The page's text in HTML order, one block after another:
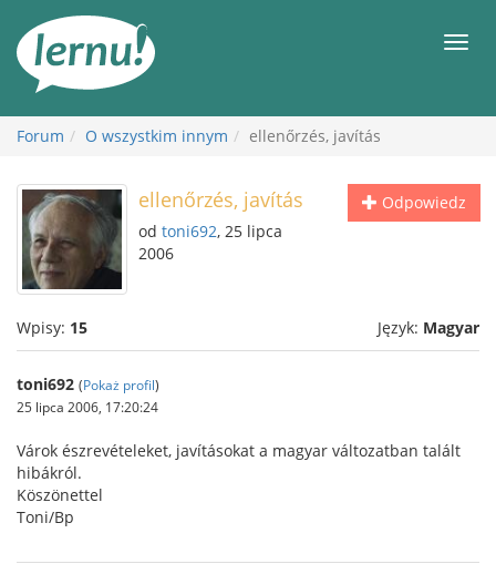
Forum O wszystkim innym ellenőrzés, javítás
Odpowiedz
ellenőrzés, javítás
od toni692, 25 lipca
2006
Wpisy: 15 Język: Magyar
toni692 (Pokaż profil)
25 lipca 2006, 17:20:24
Várok észrevételeket, javításokat a magyar változatban talált
hibákról.
Köszönettel
Toni/Bp